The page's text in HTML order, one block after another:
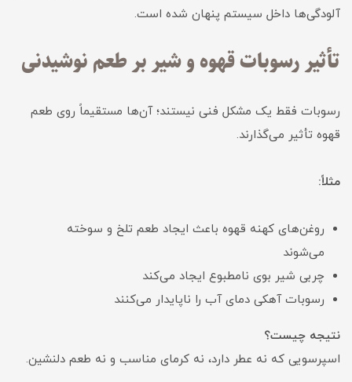
آلودگی‌ها داخل سیستم پنهان شده است.
تأثیر رسوبات قهوه و شیر بر طعم نوشیدنی
رسوبات فقط یک مشکل فنی نیستند؛ آن‌ها مستقیماً روی طعم
قهوه تأثیر می‌گذارند.
مثلاً:
روغن‌های کهنه قهوه باعث ایجاد طعم تلخ و سوخته
می‌شوند
چربی شیر بوی نامطبوع ایجاد می‌کند
رسوبات آهکی دمای آب را ناپایدار می‌کنند
نتیجه چیست؟
اسپرسویی که نه عطر دارد، نه کرمای مناسب و نه طعم دلنشین.